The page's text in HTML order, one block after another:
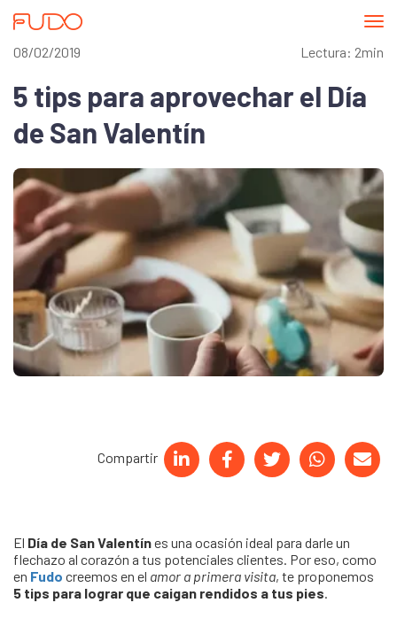
08/02/2019 Lectura: 2min
5 tips para aprovechar el Día
de San Valentín
Compartir
El Día de San Valentínes una ocasión ideal para darle un
flechazo al corazón a tus potenciales clientes. Por eso, como
en Fudo creemos en el amor a primera visita, te proponemos
5 tips para lograr que caigan rendidos a tus pies.